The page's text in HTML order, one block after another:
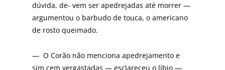
dúvida, de- vem ser apedrejadas até morrer —
argumentou o barbudo de touca, o americano
de rosto queimado.
— O Corão não menciona apedrejamento e
sim cem vergastadas — esclareceu o líbio —,